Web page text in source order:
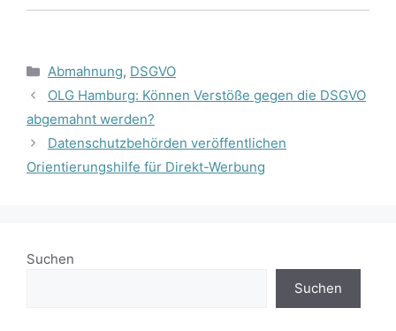
Kategorien
Abmahnung, DSGVO
OLG Hamburg: Können Verstöße gegen die DSGVO
abgemahnt werden?
Datenschutzbehörden veröffentlichen
Orientierungshilfe für Direkt-Werbung
Suchen
Suchen